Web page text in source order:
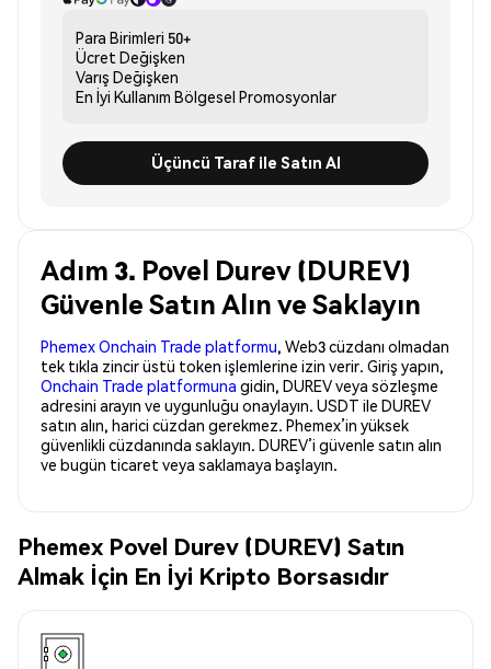
Para Birimleri 50+
Ücret Değişken
Varış Değişken
En İyi Kullanım Bölgesel Promosyonlar
Üçüncü Taraf ile Satın Al
Adım 3. Povel Durev (DUREV)
Güvenle Satın Alın ve Saklayın
Phemex Onchain Trade platformu, Web3 cüzdanı olmadan
tek tıkla zincir üstü token işlemlerine izin verir. Giriş yapın,
Onchain Trade platformuna gidin, DUREV veya sözleşme
adresini arayın ve uygunluğu onaylayın. USDT ile DUREV
satın alın, harici cüzdan gerekmez. Phemex’in yüksek
güvenlikli cüzdanında saklayın. DUREV’i güvenle satın alın
ve bugün ticaret veya saklamaya başlayın.
Phemex Povel Durev (DUREV) Satın
Almak İçin En İyi Kripto Borsasıdır